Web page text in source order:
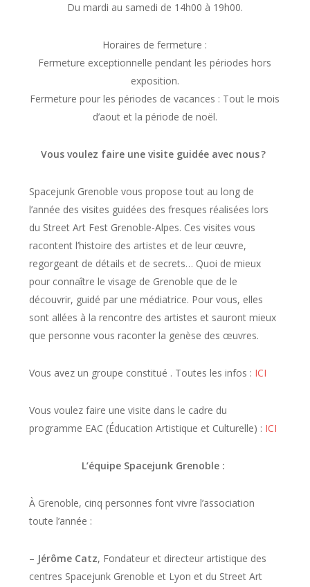
Du mardi au samedi de 14h00 à 19h00.
Horaires de fermeture :
Fermeture exceptionnelle pendant les périodes hors
exposition.
Fermeture pour les périodes de vacances : Tout le mois
d’aout et la période de noël.
Vous voulez faire une visite guidée avec nous ?
Spacejunk Grenoble vous propose tout au long de
l’année des visites guidées des fresques réalisées lors
du Street Art Fest Grenoble-Alpes. Ces visites vous
racontent l’histoire des artistes et de leur œuvre,
regorgeant de détails et de secrets… Quoi de mieux
pour connaître le visage de Grenoble que de le
découvrir, guidé par une médiatrice. Pour vous, elles
sont allées à la rencontre des artistes et sauront mieux
que personne vous raconter la genèse des œuvres.
Vous avez un groupe constitué . Toutes les infos : ICI
Vous voulez faire une visite dans le cadre du
programme EAC (Éducation Artistique et Culturelle) : ICI
L’équipe Spacejunk Grenoble :
À Grenoble, cinq personnes font vivre l’association
toute l’année :
– Jérôme Catz, Fondateur et directeur artistique des
centres Spacejunk Grenoble et Lyon et du Street Art